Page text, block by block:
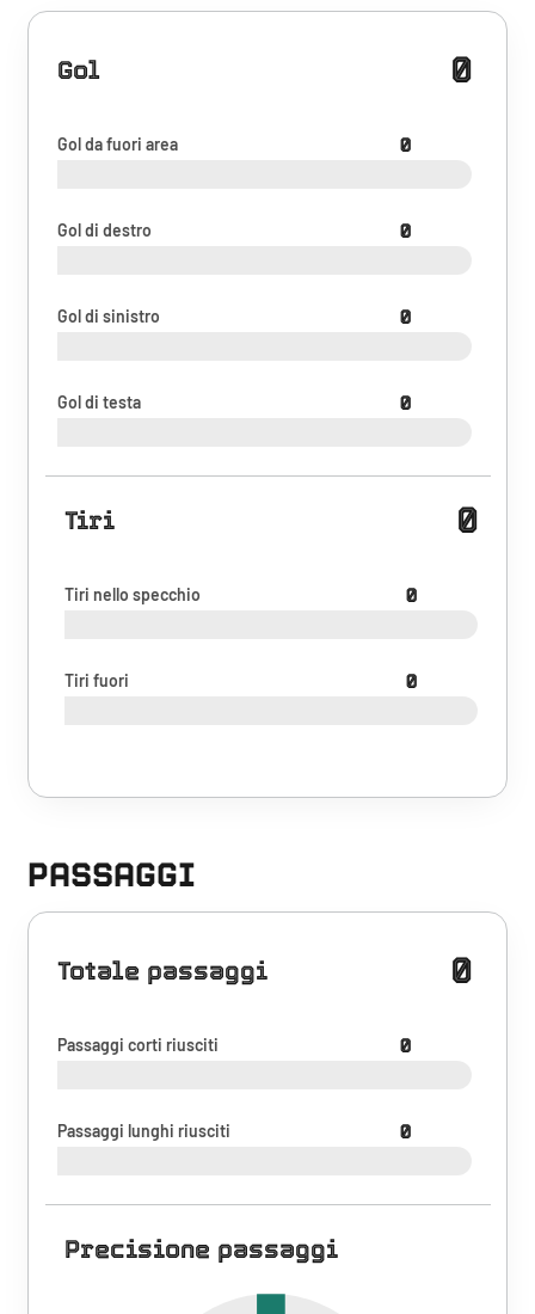
Gol 0
Gol da fuori area 0
Gol di destro 0
Gol di sinistro 0
Gol di testa 0
Tiri 0
Tiri nello specchio 0
Tiri fuori 0
PASSAGGI
Totale passaggi 0
Passaggi corti riusciti 0
Passaggi lunghi riusciti 0
Precisione passaggi